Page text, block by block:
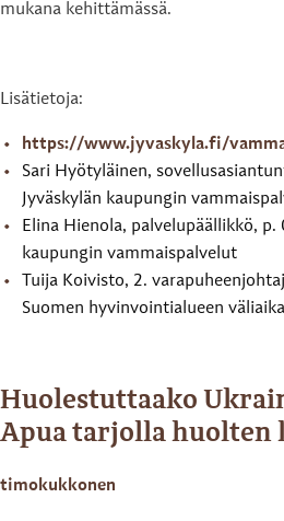
mukana kehittämässä.
Lisätietoja:
https://www.jyvaskyla.fi/
Sari Hyötyläinen,
Jyväskylän kaupungin
Elina Hienola, palvelupäällikkö, p.
kaupungin vammaispalvelut
Tuija Koivisto, 2.
Suomen hyvinvointialueen
Huolestuttaako
Apua tarjolla huolten
timokukkonen